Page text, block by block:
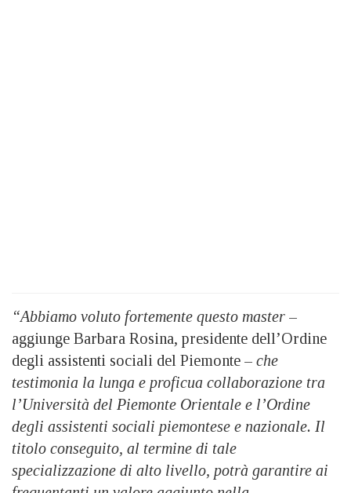
“Abbiamo voluto fortemente questo master –
aggiunge Barbara Rosina, presidente dell’Ordine
degli assistenti sociali del Piemonte – che
testimonia la lunga e proficua collaborazione tra
l’Università del Piemonte Orientale e l’Ordine
degli assistenti sociali piemontese e nazionale. Il
titolo conseguito, al termine di tale
specializzazione di alto livello, potrà garantire ai